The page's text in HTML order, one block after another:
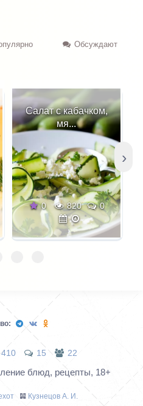
Обсуждают
Салат с кабачком,
мя...
0 820 0
›
410 15 22
блюд, рецепты, 18+
𝌴 Кузнецов А. И.